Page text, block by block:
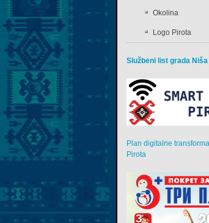
Okolina
Logo Pirota
Službeni list grada Niša
Plan digitalne
Pirota